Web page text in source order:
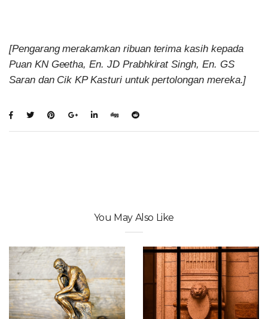
[Pengarang merakamkan ribuan terima kasih kepada
Puan KN Geetha, En. JD Prabhkirat Singh, En. GS
Saran dan Cik KP Kasturi untuk pertolongan mereka.]
You May Also Like